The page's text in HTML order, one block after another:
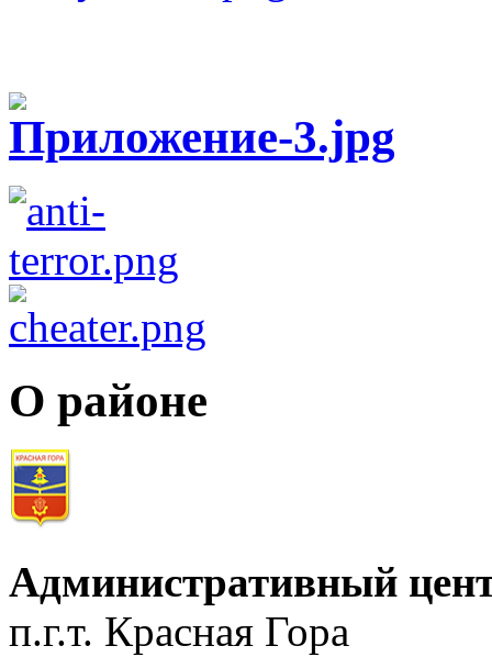
О районе
Административный
п.г.т. Красная Гора